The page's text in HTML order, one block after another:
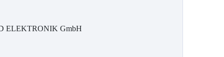
ELEKTRONIK GmbH